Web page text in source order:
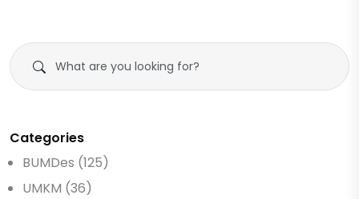
Categories
BUMDes (125)
UMKM (36)